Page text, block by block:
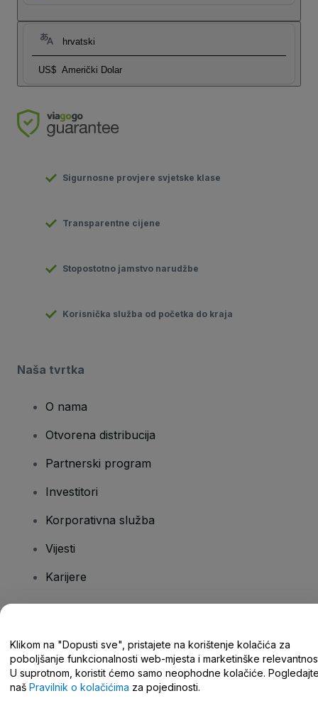
hrvatski
US$ Američki Dolar
Sigurnosne provjere svjetske klase
Transparentne cijene
Stopostotno jamstvo narudžbe
Korisnička služba od početka do kraja
Naša tvrtka
O nama
Otvorena distribucija
Partnerski program
Investitori
Korporativna služba
Vijesti
Karijere
Centar za pomoć/kontaktirajte nas
Klikom na "Dopusti sve", pristajete na korištenje kolačića za
poboljšanje funkcionalnosti web-mjesta i marketinške
U suprotnom, koristit ćemo samo neophodne kolačiće.
naš Pravilnik o kolačićima za pojedinosti.